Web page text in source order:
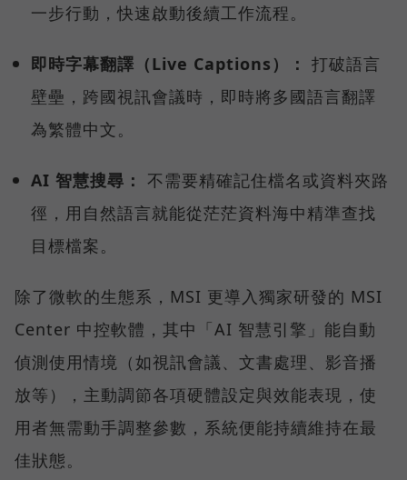
一步行動，快速啟動後續工作流程。
即時字幕翻譯（Live Captions）： 打破語言
壁壘，跨國視訊會議時，即時將多國語言翻譯
為繁體中文。
AI 智慧搜尋： 不需要精確記住檔名或資料夾路
徑，用自然語言就能從茫茫資料海中精準查找
目標檔案。
除了微軟的生態系，MSI 更導入獨家研發的 MSI
Center 中控軟體，其中「AI 智慧引擎」能自動
偵測使用情境（如視訊會議、文書處理、影音播
放等），主動調節各項硬體設定與效能表現，使
用者無需動手調整參數，系統便能持續維持在最
佳狀態。